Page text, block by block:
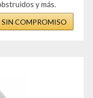
y más.
SIN COMPROMISO